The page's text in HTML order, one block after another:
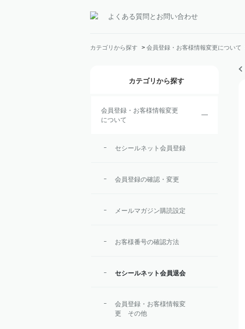
よくある質問とお問い合わせ
カテゴリから探す > 会員登録・お客様情報変更について
カテゴリから探す
会員登録・お客様情報変更
について
セシールネット会員登録
会員登録の確認・変更
メールマガジン購読設定
お客様番号の確認方法
セシールネット会員退会
会員登録・お客様情報変
更 その他